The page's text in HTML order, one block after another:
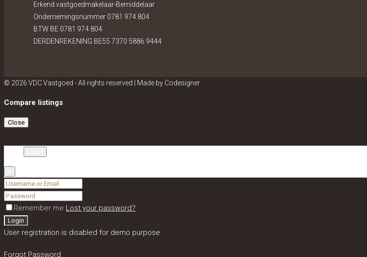
Erkend vastgoedmakelaar-Bemiddelaar
Ondernemingsnummer 0781 974 804
BTW BE 0781 974 804
DERDENREKENING BE55 7370 5886 9444
© 2026 VDC Vastgoed - All rights reserved | Made by Codesigner
Compare listings
Close
Remember me Lost your password?
Login
User registration is disabled for demo purpose.
Forgot Password